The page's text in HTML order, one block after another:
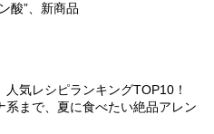
酸”、新商品
人気レシピランキングTOP10！
系まで、夏に食べたい絶品アレン